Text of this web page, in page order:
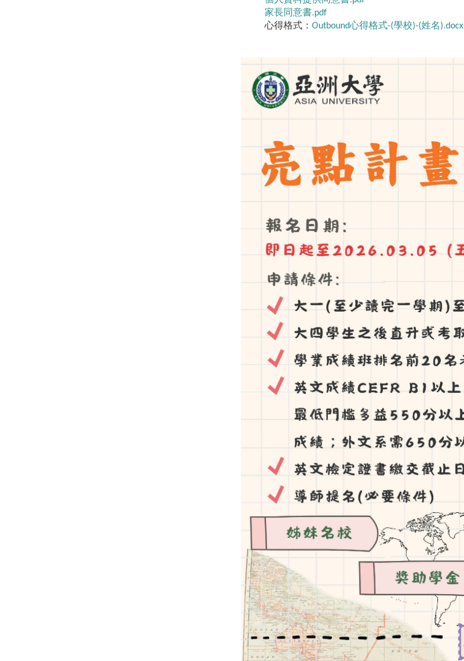
家長同意書.pdf
心得格式： Outbound心得格式-(學校)-(姓名).docx